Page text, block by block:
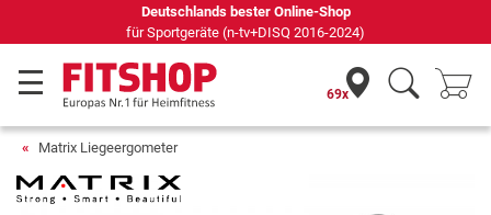
Seit 42 Jahren Ihr Experte für Heimfitness
69x
Matrix Liegeergometer